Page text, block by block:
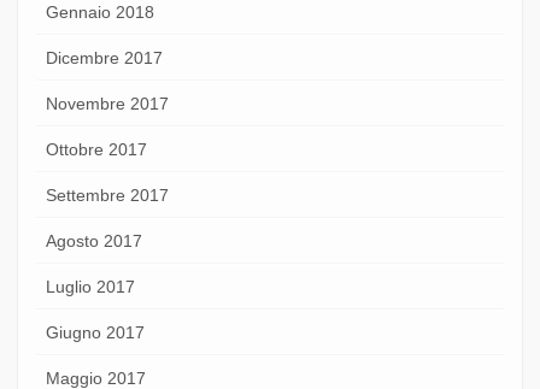
Gennaio 2018
Dicembre 2017
Novembre 2017
Ottobre 2017
Settembre 2017
Agosto 2017
Luglio 2017
Giugno 2017
Maggio 2017